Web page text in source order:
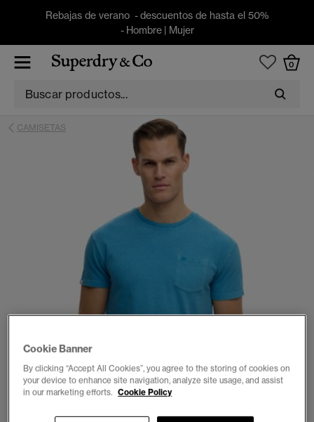
Rebajas de verano - descuentos de hasta el 50%
- Hombre| Mujer
0
CAMISETAS
Cookie Banner
By clicking “Accept All Cookies”, you agree to the storing of cookies on
your device to enhance site navigation, analyze site usage, and assist
in our marketing efforts. Cookie Policy